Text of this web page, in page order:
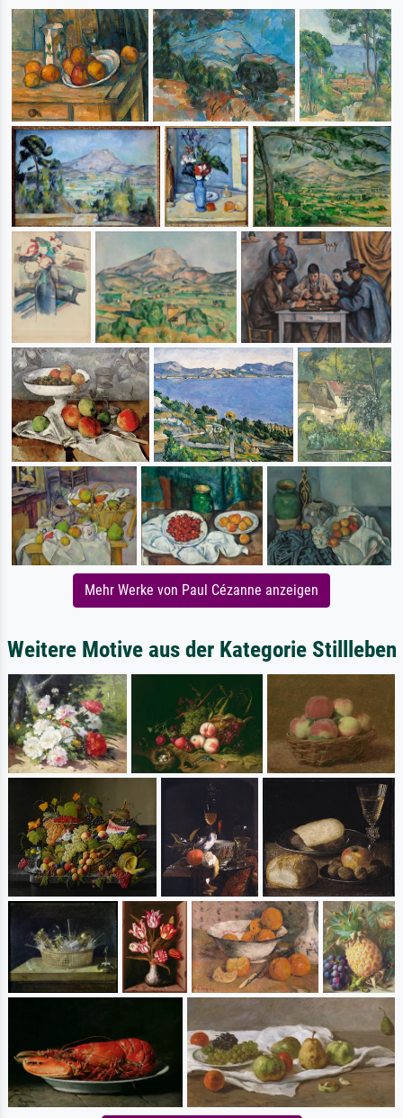
Mehr Werke von Paul Cézanne anzeigen
Weitere Motive aus der Kategorie Stillleben